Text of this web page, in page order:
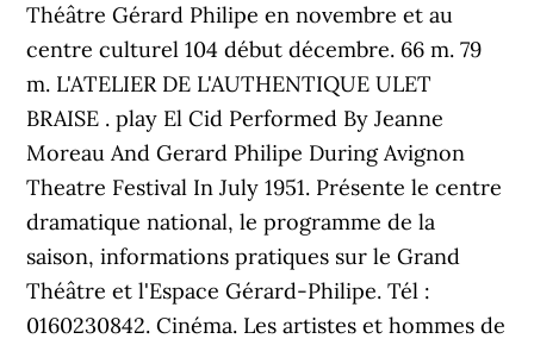
Théâtre Gérard Philipe en novembre et au
centre culturel 104 début décembre. 66 m. 79
m. L'ATELIER DE L'AUTHENTIQUE ULET
BRAISE . play El Cid Performed By Jeanne
Moreau And Gerard Philipe During Avignon
Theatre Festival In July 1951. Présente le centre
dramatique national, le programme de la
saison, informations pratiques sur le Grand
Théâtre et l'Espace Gérard-Philipe. Tél :
0160230842. Cinéma. Les artistes et hommes de